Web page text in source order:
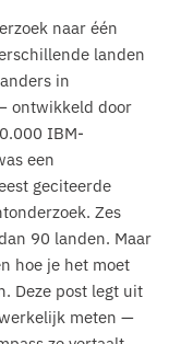
naar één
landen
in
ontwikkeld door
IBM-
een
geciteerde
Zes
90 landen. Maar
hoe je het moet
Deze post legt uit
meten —